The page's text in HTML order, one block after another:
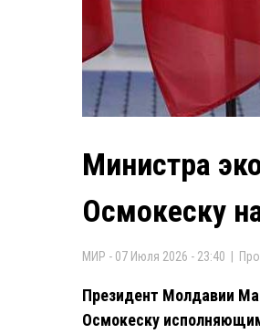
Министра
Осмокеску
МИР - 07 Июля 2026 - 23:40 |
Президент Молдавии
Осмокеску